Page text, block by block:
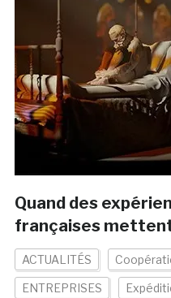
Quand des
françaises mettent
ACTUALITÉS
ENTREPRISES